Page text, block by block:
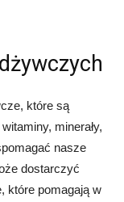
które są
minerały,
nasze
dostarczyć
które pomagają w